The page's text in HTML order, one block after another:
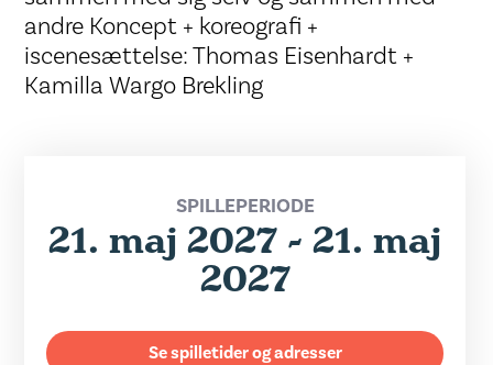
andre Koncept + koreografi +
iscenesættelse: Thomas Eisenhardt +
Kamilla Wargo Brekling
SPILLEPERIODE
21. maj 2027 - 21. maj
2027
Se spilletider og adresser